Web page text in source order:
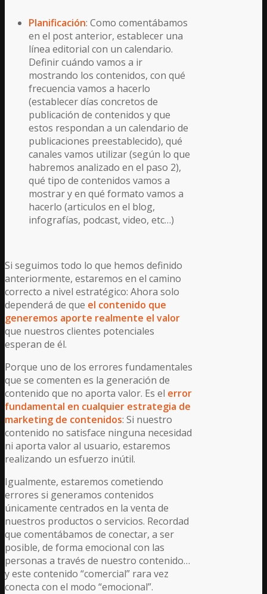
Planificación: Como comentábamos
en el post anterior, establecer una
línea editorial con un calendario.
Definir cuándo vamos a ir
mostrando los contenidos, con qué
frecuencia vamos a hacerlo
(establecer días concretos de
publicación de contenidos y que
estos respondan a un calendario de
publicaciones preestablecido), qué
canales vamos utilizar (según lo que
habremos analizado en el paso 2),
qué tipo de contenidos vamos a
mostrar y en qué formato vamos a
hacerlo (articulos en el blog,
infografías, podcast, video, etc…)
Si seguimos todo lo que hemos definido
anteriormente, estaremos en el camino
correcto a nivel estratégico: Ahora solo
dependerá de que el contenido que
generemos aporte realmente el valor
que nuestros clientes potenciales
esperan de él.
Porque uno de los errores fundamentales
que se comenten es la generación de
contenido que no aporta valor. Es el error
fundamental en cualquier estrategia de
marketing de contenidos: Si nuestro
contenido no satisface ninguna necesidad
ni aporta valor al usuario, estaremos
realizando un esfuerzo inútil.
Igualmente, estaremos cometiendo
errores si generamos contenidos
únicamente centrados en la venta de
nuestros productos o servicios. Recordad
que comentábamos de conectar, a ser
posible, de forma emocional con las
personas a través de nuestro contenido…
y este contenido “comercial” rara vez
conecta con el modo “emocional”.